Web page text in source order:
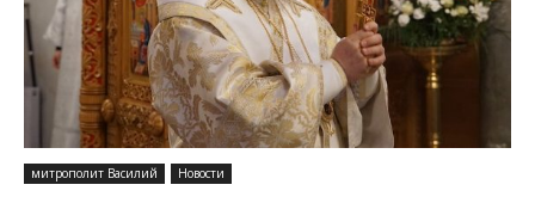
митрополит Василий Новости